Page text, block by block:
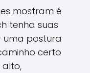
mostram é
tenha suas
uma postura
certo
alto,